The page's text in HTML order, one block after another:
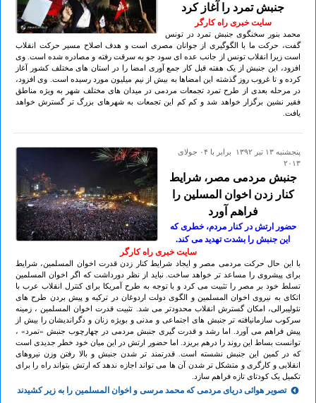
جنبش تمرد را آغاز کرد
سایت خبری راه کارگر
محمد بنور سخنگوی جنبش تمرد در تونس
گفت، حرکت ما با الگوگیری از جوانان مصری است و هدف اصلاح مسیر حرکت انقلاب
است زیرا انقلاب تونس از جانب عده ای سود جو به سرقت رفته و مصادره شده است. وی
افزود، ‌این جنبش از یک هفته قبل کار جمع آوری امضا را در استان های مختلف کشور آغاز
کرده و تا غروب روز گذشته این امضاها به بیش از نیم میلیون مورد رسیده است. وی افزود،
در مرحله بعدی از طرح تمرد تجمعات مردمی در میدان های مختلف شهر به ویژه مناطق
فقیر نشین برگزار خواهد شد و کم کم این تجمعات به شهرهای بزرگ تر گسترش خواهد
یافت.
پنجشنبه ۱۳ تير ۱۳۹۲ برابر با ۰۴ جولای
۲۰۱۳
جنبش مردمی مصر، شرایط
کنار زدن اخوان المسلین را
فراهم آورد
حضور ارتش در کنار مردم، خطری که
این جنبش را بشدت تهدید می کند.
سایت خبری راه کارگر
با این حال حرکت مردمی مصر و ایجاد شرایط کنار زدن قدرت اخوان المسلمین، شرایط
برای پیشروی را مساعد تر خواهد ساخت. نباید از نظر دورداشت که اگر اخوان المسلمین
تسلط خود بر مصر را تثبیت می کرد و با توجه به طرح آمریکا برای کنترل انقلاب عرب با
اتکای به نیروی اخوان المسلمین و الگوی دولت اردوغان در ترکیه و پیش بردن طرح های
نئولیبرالی، امکان گسترش انقلاب محدودتر می شد. تثبیت قدرت اخوان المسلمین ، زمینه
سرکوب سازمانیافته تر جنبش های اجتماعی و مدنی و بویژه زنان و دگراندیشان را بیش از
پیش فراهم می آورد. اما رشد و قدرت گیری جنبش مردمی در چهارچوب جنبش «تمرد» ،
توانست بساط این روند را درهم بریزد. اما حضور ارتش در این میان خود خطر جدیدی است
که در کمین این جنبش نشسته است. قدرتمند تر شدن جنبش و بالا رفتن وزن نیروهای
انقلابی و کارگری و متشکل تر شدن آن ها می تواند اجازه ندهد که ارتش بتواند راه را برای
تکمیل یک کودتای تازه فراهم سازد.
تصویر هوائی دریای مردمی که محمد مرسی و اخوان المسلمین را به زیر کشیدند